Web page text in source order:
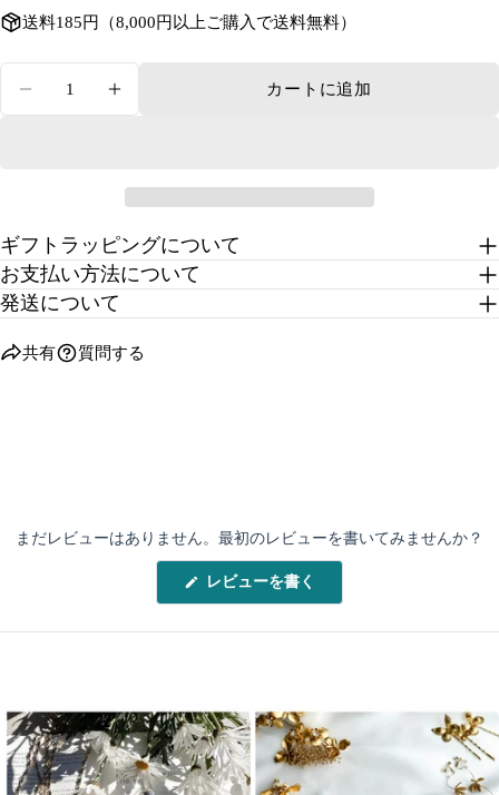
送料185円（8,000円以上ご購入で送料無料）
ツイストチェーンステンレスブレスレットの数量
ツイストチェーンステンレスブレスレ
カートに追加
ギフトラッピングについて
お支払い方法について
発送について
共有 質問する
まだレビューはありません。最初のレビューを書いてみませんか？
レビューを書く
ウ
開
き
ま
す)